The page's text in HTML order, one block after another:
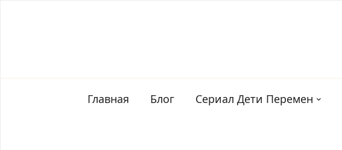
Главная Блог Сериал Дети Перемен